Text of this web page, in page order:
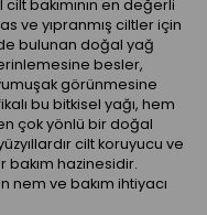
bakımının en değerli
ve yıpranmış ciltler için
bulunan doğal yağ
besler,
görünmesine
bu bitkisel yağı, hem
çok yönlü bir doğal
cilt koruyucu ve
bakım hazinesidir.
nem ve bakım ihtiyacı